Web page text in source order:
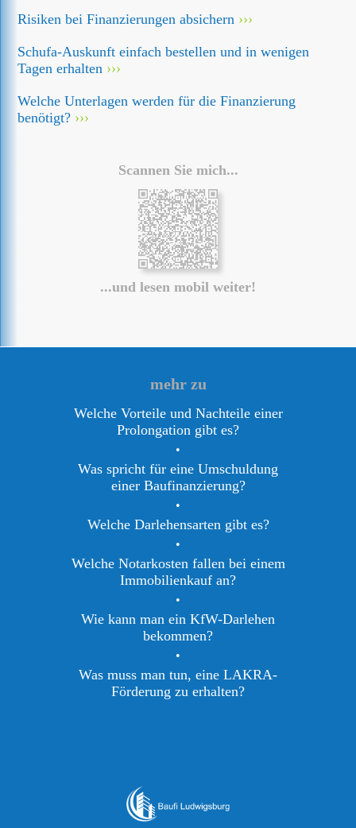
Risiken bei Finanzierungen absichern
Schufa-Auskunft einfach bestellen und in wenigen
Tagen erhalten
Welche Unterlagen werden für die Finanzierung
benötigt?
Scannen Sie mich...
...und lesen mobil weiter!
mehr zu
Welche Vorteile und Nachteile einer
Prolongation gibt es?
•
Was spricht für eine Umschuldung
einer Baufinanzierung?
•
Welche Darlehensarten gibt es?
•
Welche Notarkosten fallen bei einem
Immobilienkauf an?
•
Wie kann man ein KfW-Darlehen
bekommen?
•
Was muss man tun, eine LAKRA-
Förderung zu erhalten?